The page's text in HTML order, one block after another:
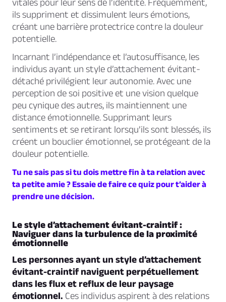
vitales pour leur sens de l’identité. Fréquemment,
ils suppriment et dissimulent leurs émotions,
créant une barrière protectrice contre la douleur
potentielle.
Incarnant l’indépendance et l’autosuffisance, les
individus ayant un style d’attachement évitant-
détaché privilégient leur autonomie. Avec une
perception de soi positive et une vision quelque
peu cynique des autres, ils maintiennent une
distance émotionnelle. Supprimant leurs
sentiments et se retirant lorsqu’ils sont blessés, ils
créent un bouclier émotionnel, se protégeant de la
douleur potentielle.
Tu ne sais pas si tu dois mettre fin à ta relation avec
ta petite amie ? Essaie de faire ce quiz pour t’aider à
prendre une décision.
Le style d’attachement évitant-craintif :
Naviguer dans la turbulence de la proximité
émotionnelle
Les personnes ayant un style d’attachement
évitant-craintif naviguent perpétuellement
dans les flux et reflux de leur paysage
émotionnel. Ces individus aspirent à des relations